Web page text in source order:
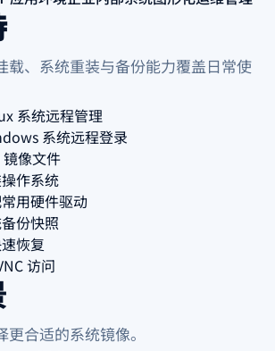
载、系统重装与备份能力覆盖日常使
系统远程管理
系统远程登录
像文件
作系统
用硬件驱动
份快照
恢复
访问
合适的系统镜像。